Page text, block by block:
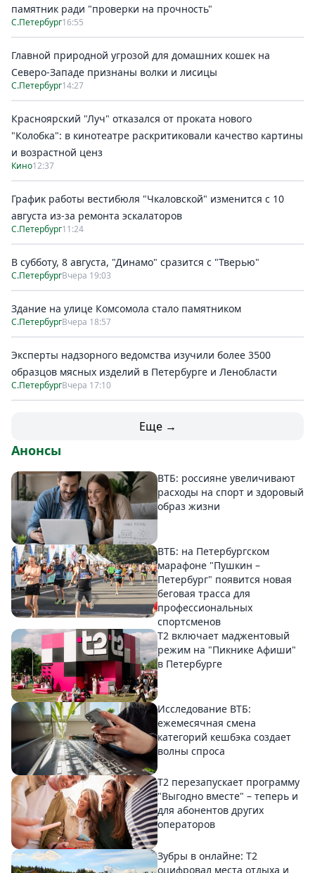
памятник ради "проверки на прочность"
С.Петербург16:55
Главной природной угрозой для домашних кошек на
Северо-Западе признаны волки и лисицы
С.Петербург14:27
Красноярский "Луч" отказался от проката нового
"Колобка": в кинотеатре раскритиковали качество картины
и возрастной ценз
Кино12:37
График работы вестибюля "Чкаловской" изменится с 10
августа из-за ремонта эскалаторов
С.Петербург11:24
В субботу, 8 августа, "Динамо" сразится с "Тверью"
С.ПетербургВчера 19:03
Здание на улице Комсомола стало памятником
С.ПетербургВчера 18:57
Эксперты надзорного ведомства изучили более 3500
образцов мясных изделий в Петербурге и Ленобласти
С.ПетербургВчера 17:10
Еще →
Анонсы
ВТБ: россияне увеличивают
расходы на спорт и здоровый
образ жизни
ВТБ: на Петербургском
марафоне "Пушкин –
Петербург" появится новая
беговая трасса для
профессиональных
спортсменов
Т2 включает маджентовый
режим на "Пикнике Афиши"
в Петербурге
Исследование ВТБ:
ежемесячная смена
категорий кешбэка создает
волны спроса
Т2 перезапускает программу
"Выгодно вместе" – теперь и
для абонентов других
операторов
Зубры в онлайне: Т2
оцифровал места отдыха и